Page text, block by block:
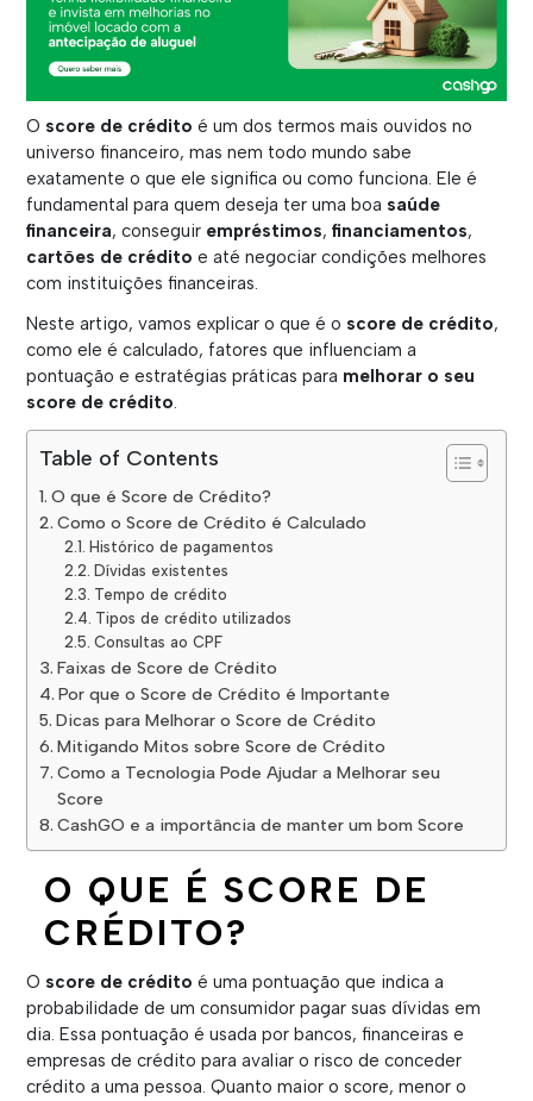
O score de crédito é um dos termos mais ouvidos no
universo financeiro, mas nem todo mundo sabe
exatamente o que ele significa ou como funciona. Ele é
fundamental para quem deseja ter uma boa saúde
financeira, conseguir empréstimos, financiamentos,
cartões de crédito e até negociar condições melhores
com instituições financeiras.
Neste artigo, vamos explicar o que é o score de crédito,
como ele é calculado, fatores que influenciam a
pontuação e estratégias práticas para melhorar o seu
score de crédito.
Table of Contents
O que é Score de Crédito?
Como o Score de Crédito é Calculado
Histórico de pagamentos
Dívidas existentes
Tempo de crédito
Tipos de crédito utilizados
Consultas ao CPF
Faixas de Score de Crédito
Por que o Score de Crédito é Importante
Dicas para Melhorar o Score de Crédito
Mitigando Mitos sobre Score de Crédito
Como a Tecnologia Pode Ajudar a Melhorar seu
Score
CashGO e a importância de manter um bom Score
O QUE É SCORE DE
CRÉDITO?
O score de crédito é uma pontuação que indica a
probabilidade de um consumidor pagar suas dívidas em
dia. Essa pontuação é usada por bancos, financeiras e
empresas de crédito para avaliar o risco de conceder
crédito a uma pessoa. Quanto maior o score, menor o